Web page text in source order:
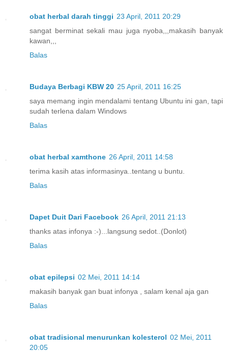
obat herbal darah tinggi 23 April, 2011 20:29
sangat berminat sekali mau juga nyoba,,,makasih banyak
kawan,,,
Balas
Budaya Berbagi KBW 20 25 April, 2011 16:25
saya memang ingin mendalami tentang Ubuntu ini gan, tapi
sudah terlena dalam Windows
Balas
obat herbal xamthone 26 April, 2011 14:58
terima kasih atas informasinya..tentang u buntu.
Balas
Dapet Duit Dari Facebook 26 April, 2011 21:13
thanks atas infonya :-)...langsung sedot..(Donlot)
Balas
obat epilepsi 02 Mei, 2011 14:14
makasih banyak gan buat infonya , salam kenal aja gan
Balas
obat tradisional menurunkan kolesterol 02 Mei, 2011
20:05